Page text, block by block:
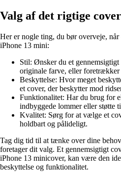
Valg af det rigtige
Her er nogle ting, du bør overveje,
iPhone 13 mini:
Stil: Ønsker du et
originale farve, eller
Beskyttelse: Hvor meget
et cover, der beskytter mod
Funktionalitet: Har du brug for
indbyggede lommer eller støtte
Kvalitet: Sørg for at vælge et
holdbart og pålideligt.
Tag dig tid til at tænke over dine
foretager dit valg. Et gennemsigtigt
iPhone 13 minicover, kan være den
beskyttelse og funktionalitet.